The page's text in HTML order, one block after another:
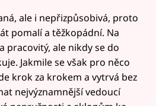
ale i nepřizpůsobivá, proto
pomalí a těžkopádní. Na
pracovitý, ale nikdy se do
Jakmile se však pro něco
krok za krokem a vytrvá bez
nejvýznamnější vedoucí